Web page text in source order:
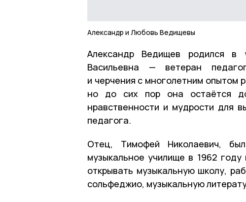
Александр и Любовь Ведищевы
Александр Ведищев родился в
Васильевна — ветеран
и черчения с многолетним опытом
но до сих пор она остаётся
нравственности и мудрости для
педагога.
Отец, Тимофей Николаевич,
музыкальное училище в 1962
открывать музыкальную школу,
сольфеджио, музыкальную